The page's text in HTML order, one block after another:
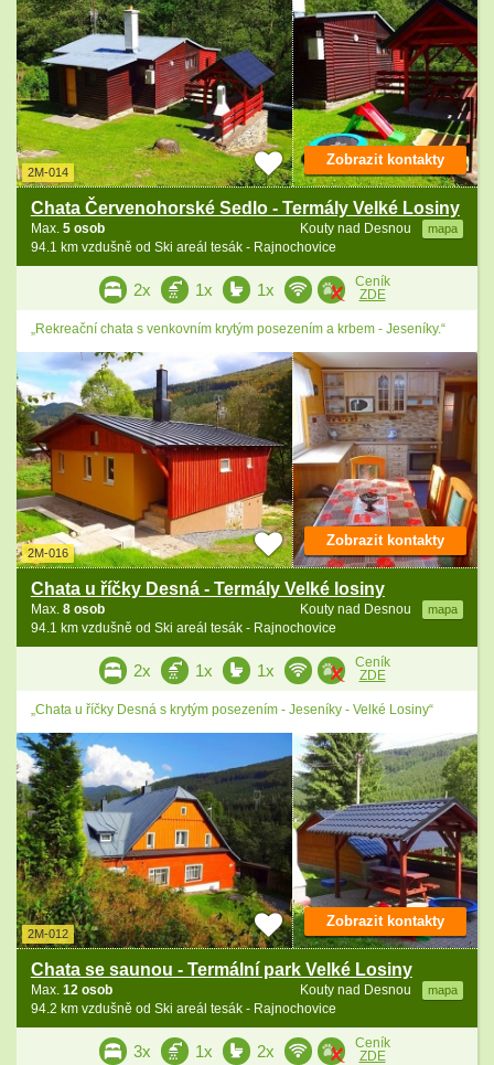
2M-014
Chata Červenohorské Sedlo - Termály Velké Losiny
Kouty nad Desnou mapa
Max. 5 osob
94.1 km vzdušně od Ski areál tesák - Rajnochovice
Zobrazit kontakty
2x 1x 1x
Ceník
ZDE
„Rekreační chata s venkovním krytým posezením a krbem - Jeseníky.“
2M-016
Chata u říčky Desná - Termály Velké losiny
Kouty nad Desnou mapa
Max. 8 osob
94.1 km vzdušně od Ski areál tesák - Rajnochovice
Zobrazit kontakty
2x 1x 1x
Ceník
ZDE
„Chata u říčky Desná s krytým posezením - Jeseníky - Velké Losiny“
2M-012
Chata se saunou - Termální park Velké Losiny
Kouty nad Desnou mapa
Max. 12 osob
94.2 km vzdušně od Ski areál tesák - Rajnochovice
Zobrazit kontakty
3x 1x 2x
Ceník
ZDE